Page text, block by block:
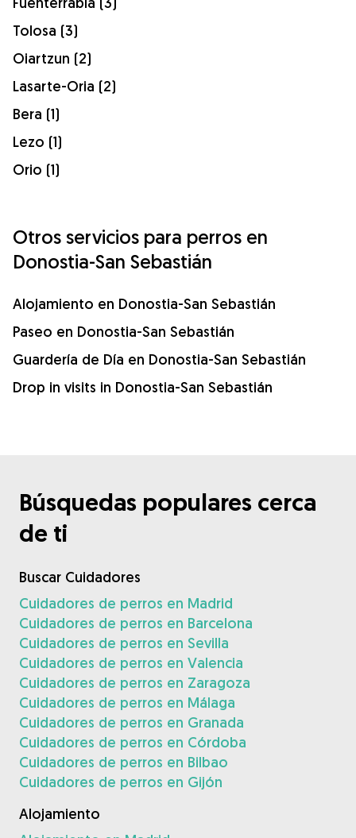
Tolosa (3)
Oiartzun (2)
Lasarte-Oria (2)
Bera (1)
Lezo (1)
Orio (1)
Otros servicios para perros en
Donostia-San Sebastián
Alojamiento en Donostia-San Sebastián
Paseo en Donostia-San Sebastián
Guardería de Día en Donostia-San Sebastián
Drop in visits in Donostia-San Sebastián
Búsquedas populares cerca
de ti
Buscar Cuidadores
Cuidadores de perros en Madrid
Cuidadores de perros en Barcelona
Cuidadores de perros en Sevilla
Cuidadores de perros en Valencia
Cuidadores de perros en Zaragoza
Cuidadores de perros en Málaga
Cuidadores de perros en Granada
Cuidadores de perros en Córdoba
Cuidadores de perros en Bilbao
Cuidadores de perros en Gijón
Alojamiento